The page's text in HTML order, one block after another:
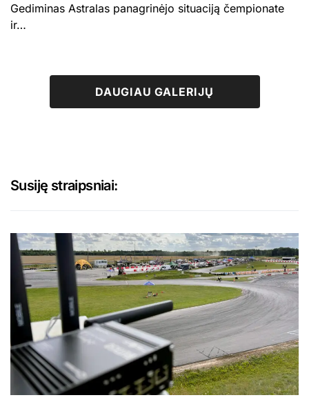
Gediminas Astralas panagrinėjo situaciją čempionate
ir…
DAUGIAU GALERIJŲ
Susiję straipsniai: